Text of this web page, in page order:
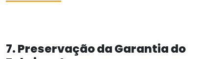
7. Preservação da Garantia do